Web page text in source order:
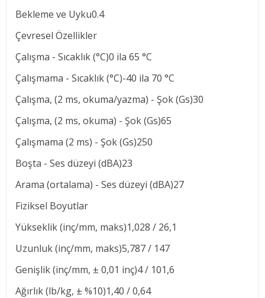
Bekleme ve Uyku0.4
Çevresel Özellikler
Çalışma - Sıcaklık (°C)0 ila 65 °C
Çalışmama - Sıcaklık (°C)-40 ila 70 °C
Çalışma, (2 ms, okuma/yazma) - Şok (Gs)30
Çalışma, (2 ms, okuma) - Şok (Gs)65
Çalışmama (2 ms) - Şok (Gs)250
Boşta - Ses düzeyi (dBA)23
Arama (ortalama) - Ses düzeyi (dBA)27
Fiziksel Boyutlar
Yükseklik (inç/mm, maks)1,028 / 26,1
Uzunluk (inç/mm, maks)5,787 / 147
Genişlik (inç/mm, ± 0,01 inç)4 / 101,6
Ağırlık (lb/kg, ± %10)1,40 / 0,64